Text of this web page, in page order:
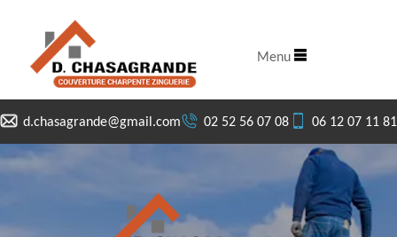
d.chasagrande@gmail.com 02 52 56 07 08 06 12 07 11 81
Menu